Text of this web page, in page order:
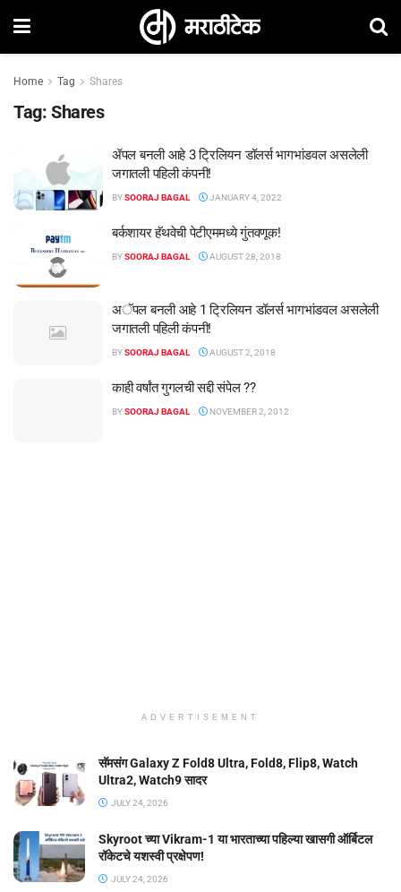
Home Tag Shares
Tag: Shares
ॲपल बनली आहे 3 ट्रिलियन डॉलर्स भागभांडवल असलेली
जगातली पहिली कंपनी!
BYSOORAJ BAGAL JANUARY 4, 2022
बर्कशायर हॅथवेची पेटीएममध्ये गुंतवणूक!
BYSOORAJ BAGAL AUGUST 28, 2018
अॅपल बनली आहे 1 ट्रिलियन डॉलर्स भागभांडवल असलेली
जगातली पहिली कंपनी!
BYSOORAJ BAGAL AUGUST 2, 2018
काही वर्षांत गुगलची सद्दी संपेल ??
BYSOORAJ BAGAL NOVEMBER 2, 2012
ADVERTISEMENT
सॅमसंग Galaxy Z Fold8 Ultra, Fold8, Flip8, Watch
Ultra2, Watch9 सादर
JULY 24, 2026
Skyroot च्या Vikram-1 या भारताच्या पहिल्या खासगी ऑर्बिटल
रॉकेटचे यशस्वी प्रक्षेपण!
JULY 24, 2026